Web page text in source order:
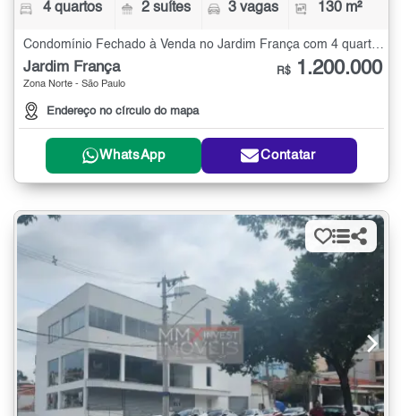
4 quartos 2 suítes 3 vagas 130 m²
Condomínio Fechado à Venda no Jardim França com 4 quartos - 130 m²
Jardim França
Zona Norte - São Paulo
Endereço no círculo do mapa
R$ 1.200.000
WhatsApp Contatar